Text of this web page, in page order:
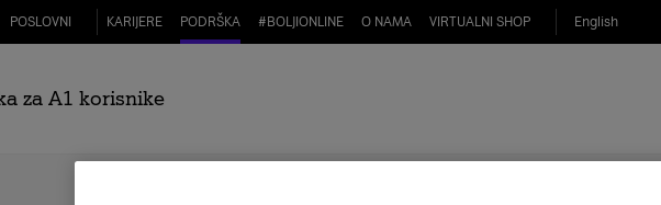
POSLOVNI KARIJERE PODRŠKA # BOLJIONLINE O NAMA VIRTUALNI SHOP English
za A1 korisnike
Kako mogu aktivirati e-račun?
Aktivirati e-račun možeš tako da prvo odeš u tab „Moj A1“. U gornjem desnom kutu vidjet ćeš ikonu kotačića